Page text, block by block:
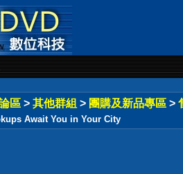
區 > 其他群組 > 團購及新品專區 >
Await You in Your City